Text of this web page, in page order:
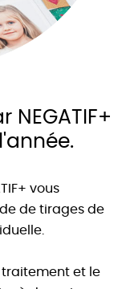
NEGATIF+
vous
de tirages de
et le